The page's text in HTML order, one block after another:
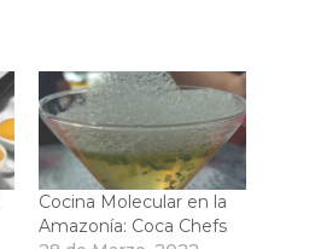
Cocina Molecular en la
Amazonía: Coca Chefs